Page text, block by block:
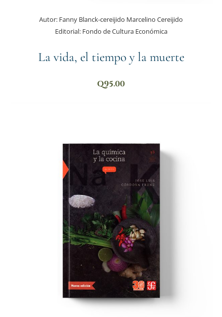
Autor: Fanny Blanck-cereijido Marcelino Cereijido
Editorial:Fondo de Cultura Económica
La vida, el tiempo y la muerte
Q95.00